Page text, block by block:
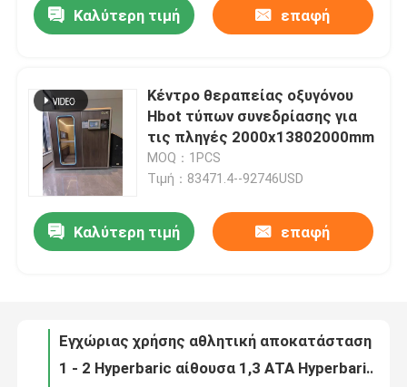
Σπίτι
Προϊόντα
Ποιοτικός έλεγχος
Καλύτερη τιμή επαφή
Κέντρο θεραπείας οξυγόνου
Hbot τύπων συνεδρίασης για
τις πληγές 2000x13802000mm
MOQ：1PCS
Τιμή：83471.4--92746USD
Καλύτερη τιμή επαφή
Εγχώριας χρήσης αθλητική αποκατάσταση 1,3 αιθουσών Hardshell Hyperbaric ΑΤΑ HBOT
Μεγάλη γήρανση Hbot κλινικών αιθουσών εγχώριου Hyperbaric οξυγόνου τύπων συνεδρίασης αντι